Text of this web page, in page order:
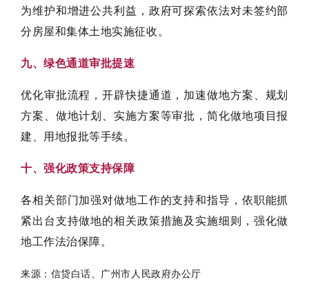
为维护和增进公共利益，政府可探索依法对未签约部
分房屋和集体土地实施征收。
九、绿色通道审批提速
优化审批流程，开辟快捷通道，加速做地方案、规划
方案、做地计划、实施方案等审批，简化做地项目报
建、用地报批等手续。
十、强化政策支持保障
各相关部门加强对做地工作的支持和指导，依职能抓
紧出台支持做地的相关政策措施及实施细则，强化做
地工作法治保障。
来源：信贷白话、广州市人民政府办公厅